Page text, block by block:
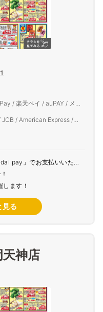
/ 楽天ペイ / auPAY / メル
/ American Express /
pay」でお支払いいただ
ます！
見る
神店